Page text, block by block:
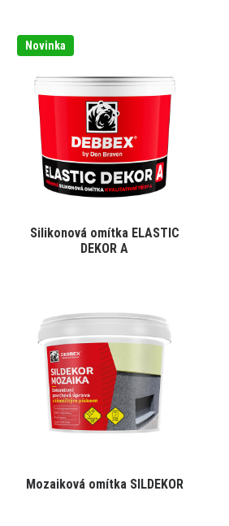
Novinka
Silikonová omítka ELASTIC
DEKOR A
Mozaiková omítka SILDEKOR